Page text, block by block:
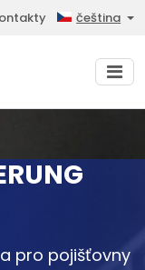
čeština
pro pojišťovny